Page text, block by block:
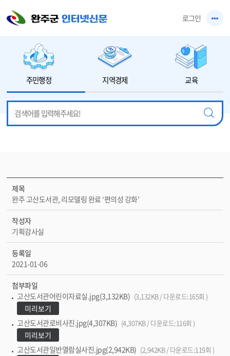
로그인
주민행정 지역경제 교육
제목
완주 고산도서관, 리모델링 완료 ‘편의성 강화’
작성자
기획감사실
등록일
2021-01-06
첨부파일
고산도서관어린이자료실.jpg(3,132KB) (3,132KB / 다운로드:165회 )
미리보기
고산도서관로비사진.jpg(4,307KB) (4,307KB / 다운로드:116회 )
미리보기
고산도서관일반열람실사진.jpg(2,942KB) (2,942KB / 다운로드:119회 )